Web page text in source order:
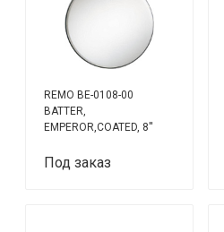
REMO BE-0108-00
BATTER,
EMPEROR,COATED, 8''
Под заказ